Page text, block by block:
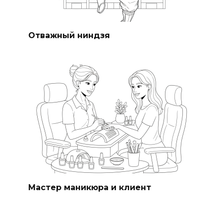
Отважный ниндзя
Мастер маникюра и клиент